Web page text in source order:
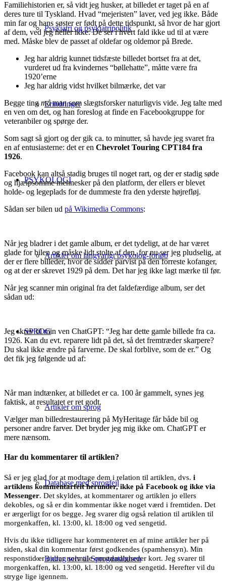
Psykiatri og psykiatripolitik
Erindringer
PSYKOLOGI
Artikler om langvarigt psykolog-forløb
SPROG
Artikler om sprog
Database med sprogfejl
Bidrag selv til Sprogdatabasen
Familiehistorien er, så vidt jeg husker, at billedet er taget på en af
deres ture til Tyskland. Hvad “mejeristen” laver, ved jeg ikke. Både
min far og hans søster er født på dette tidspunkt, så hvor de har gjort
af dem, ved jeg heller ikke. De ser i hvert fald ikke ud til at være
med. Måske blev de passet af oldefar og oldemor på Brede.
Jeg har aldrig kunnet tidsfæste billedet bortset fra at det,
vurderet ud fra kvindernes “bøllehatte”, måtte være fra
1920’erne
Jeg har aldrig vidst hvilket bilmærke, det var
Begge tingmåman som slægtsforsker naturligvis vide. Jeg talte med
en ven om det, og han foreslog at finde en Facebookgruppe for
veteranbiler og spørge der.
Som sagt så gjort og der gik ca. to minutter, så havde jeg svaret fra
en af entusiasterne: det er en Chevrolet Touring CPT184 fra
1926.
Facebook kan altså stadig bruges til noget rart, og der er stadig søde
og hjælpsomme mennesker på den platform, der ellers er blevet
holde- og legeplads for de dummeste fra den yderste højrefløj.
Sådan ser bilen ud på Wikimedia Commons:
Når jeg bladrer i det gamle album, er det tydeligt, at de har været
glade for bilen og måske lidt stolte af den, for nu ser jeg pludselig, at
der er flere billeder, hvor de sidder parvist på den forreste kofanger,
og at der er skrevet 1929 på dem. Det har jeg ikke lagt mærke til før.
Når jeg scanner min original fra det faldefærdige album, ser det
sådan ud:
Jeg skrev til min ven ChatGPT: “Jeg har dette gamle billede fra ca.
1926. Kan du evt. reparere lidt på det, så det fremtræder skarpere?
Du skal ikke ændre på farverne. De skal forblive, som de er.” Og
det fik jeg følgende ud af:
Når man indtænker, at billedet er ca. 100 år gammelt, synes jeg
faktisk, at resultatet er ret godt.
Vælger man billedrestaurering på MyHeritage får både bil og
personer andre farver. Det bryder jeg mig ikke om. ChatGPT er
mere nænsom.
Har du kommentarer til artiklen?
Så er jeg glad for at modtage dem i relation til artiklen, dvs. i
artiklens kommentarfelt herunder, ikke på Facebook og ikke via
Messenger. Det skyldes, at kommentarer og artiklen jo ellers
dekobles, og så er din kommentar ikke noget værd i fremtiden. Det
er ærgerligt for os begge. Jeg svarer dig også relation til artiklen til
morgenkaffen, kl. 13:00, kl. 18:00 og ved sengetid.
Hvis du ikke tidligere har kommenteret en af mine artikler her på
siden, skal din kommentar først godkendes (spamhensyn). Min
responstid er under normale omstændigheder kort. Jeg svarer til
morgenkaffen, kl. 13:00, kl. 18:00 og ved sengetid. Herefter vil du
stryge lige igennem.